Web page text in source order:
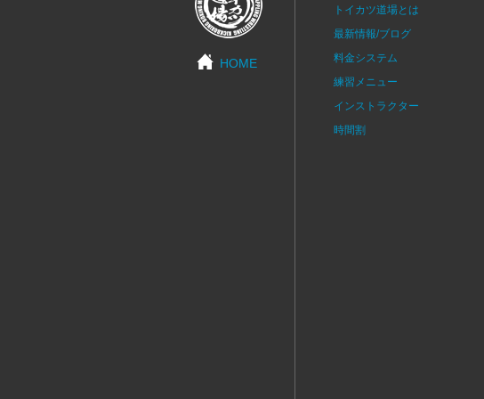
HOME
トイカツ道場とは
最新情報/ブログ
料金システム
練習メニュー
インストラクター
時間割